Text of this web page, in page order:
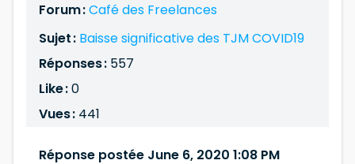
Forum :Café des Freelances
Sujet : Baisse significative des TJM COVID19
Réponses : 557
Like :0
Vues : 441
Réponse postée June 6, 2020 1:08 PM